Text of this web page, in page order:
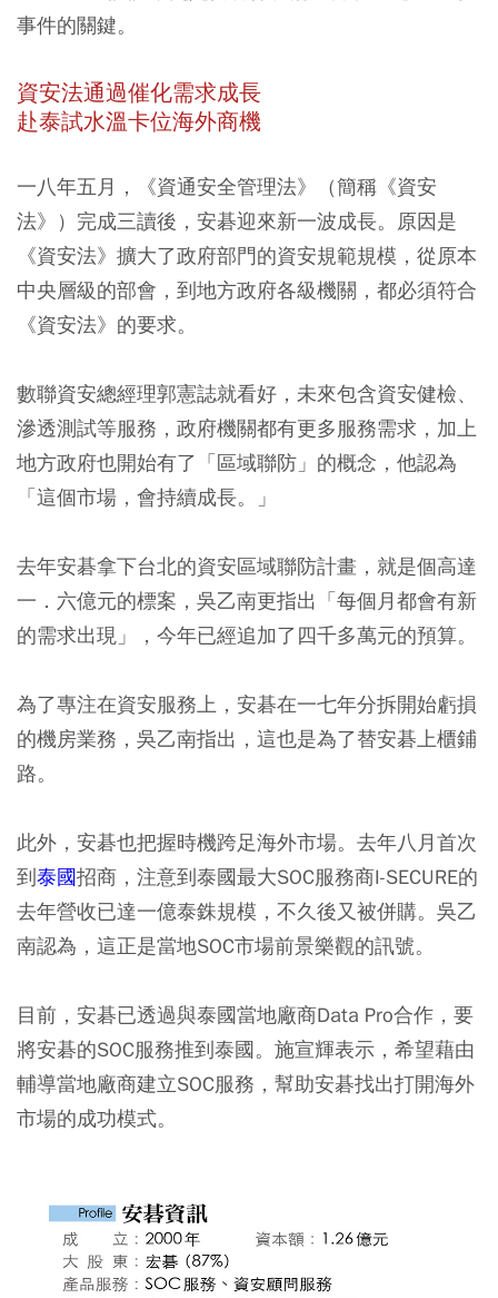
事件的關鍵。
資安法通過催化需求成長
赴泰試水溫卡位海外商機
一八年五月，《資通安全管理法》（簡稱《資安
法》）完成三讀後，安碁迎來新一波成長。原因是
《資安法》擴大了政府部門的資安規範規模，從原本
中央層級的部會，到地方政府各級機關，都必須符合
《資安法》的要求。
數聯資安總經理郭憲誌就看好，未來包含資安健檢、
滲透測試等服務，政府機關都有更多服務需求，加上
地方政府也開始有了「區域聯防」的概念，他認為
「這個市場，會持續成長。」
去年安碁拿下台北的資安區域聯防計畫，就是個高達
一．六億元的標案，吳乙南更指出「每個月都會有新
的需求出現」，今年已經追加了四千多萬元的預算。
為了專注在資安服務上，安碁在一七年分拆開始虧損
的機房業務，吳乙南指出，這也是為了替安碁上櫃鋪
路。
此外，安碁也把握時機跨足海外市場。去年八月首次
到泰國招商，注意到泰國最大SOC服務商I-SECURE的
去年營收已達一億泰銖規模，不久後又被併購。吳乙
南認為，這正是當地SOC市場前景樂觀的訊號。
目前，安碁已透過與泰國當地廠商Data Pro合作，要
將安碁的SOC服務推到泰國。施宣輝表示，希望藉由
輔導當地廠商建立SOC服務，幫助安碁找出打開海外
市場的成功模式。